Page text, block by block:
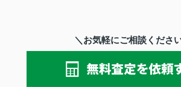
＼お気軽にご相談くださ